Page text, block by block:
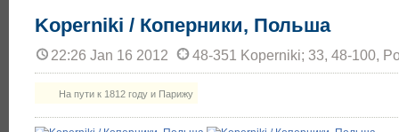
Koperniki / Коперники, Польша
22:26 Jan 16 2012 48-351 Koperniki; 33, 48-100,
На пути к 1812 году и Парижу